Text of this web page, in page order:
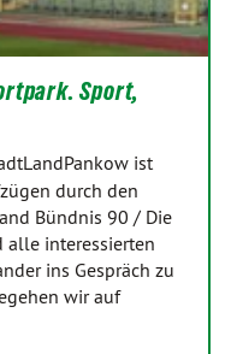
Sport,
ist
durch den
Bündnis 90 / Die
alle interessierten
ins Gespräch zu
wir auf